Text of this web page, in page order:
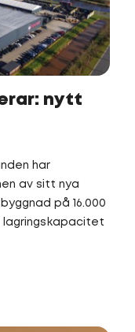
nytt
har
av sitt nya
på 16.000
lagringskapacitet